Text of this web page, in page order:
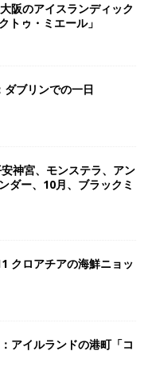
阪のアイスランディック
トゥ・ミエール」
ブリンでの一日
神宮、モンステラ、アン
ダー、10月、ブラックミ
クロアチアの海鮮ニョッ
アイルランドの港町「コ